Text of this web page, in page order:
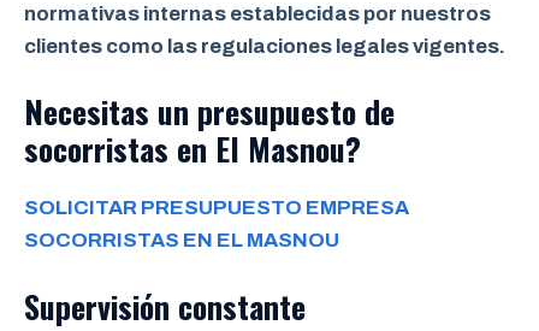
normativas internas establecidas por nuestros
clientes como las regulaciones legales vigentes.
Necesitas un presupuesto de
socorristas en El Masnou?
SOLICITAR PRESUPUESTO EMPRESA
SOCORRISTAS EN EL MASNOU
Supervisión constante